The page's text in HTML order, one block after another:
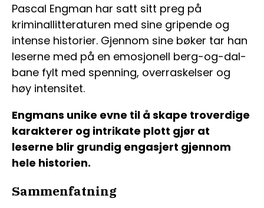
Pascal Engman har satt sitt preg på
kriminallitteraturen med sine gripende og
intense historier. Gjennom sine bøker tar han
leserne med på en emosjonell berg-og-dal-
bane fylt med spenning, overraskelser og
høy intensitet.
Engmans unike evne til å skape troverdige
karakterer og intrikate plott gjør at
leserne blir grundig engasjert gjennom
hele historien.
Sammenfatning